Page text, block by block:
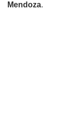
Mendoza.